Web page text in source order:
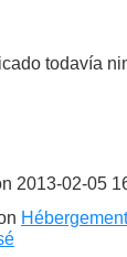
todavía
2013-02-05
Hébergement